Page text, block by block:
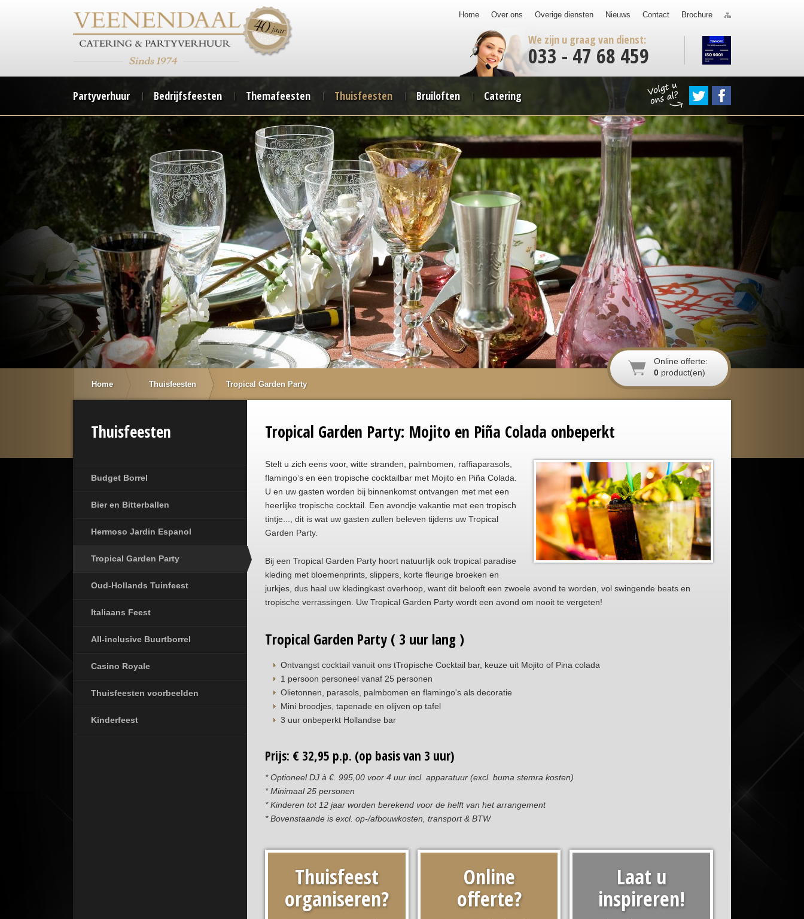
Home Over ons Overige diensten Nieuws Contact Brochure
We zijn u graag van dienst:
033 - 47 68 459
Partyverhuur Bedrijfsfeesten Themafeesten Thuisfeesten Bruiloften Catering
Online offerte:
0 product(en)
Home Thuisfeesten Tropical Garden Party
Thuisfeesten
Budget Borrel
Bier en Bitterballen
Hermoso Jardin Espanol
Tropical Garden Party
Oud-Hollands Tuinfeest
Italiaans Feest
All-inclusive Buurtborrel
Casino Royale
Thuisfeesten voorbeelden
Kinderfeest
Tropical Garden Party: Mojito en Piña Colada onbeperkt
Stelt u zich eens voor, witte stranden, palmbomen, raffiaparasols,
flamingo’s en een tropische cocktailbar met Mojito en Piña Colada.
U en uw gasten worden bij binnenkomst ontvangen met met een
heerlijke tropische cocktail. Een avondje vakantie met een tropisch
tintje..., dit is wat uw gasten zullen beleven tijdens uw Tropical
Garden Party.
Bij een Tropical Garden Party hoort natuurlijk ook tropical paradise
kleding met bloemenprints, slippers, korte fleurige broeken en
jurkjes, dus haal uw kledingkast overhoop, want dit belooft een zwoele avond te worden, vol swingende beats en
tropische verrassingen. Uw Tropical Garden Party wordt een avond om nooit te vergeten!
Tropical Garden Party ( 3 uur lang )
Ontvangst cocktail vanuit ons tTropische Cocktail bar, keuze uit Mojito of Pina colada
1 persoon personeel vanaf 25 personen
Olietonnen, parasols, palmbomen en flamingo's als decoratie
Mini broodjes, tapenade en olijven op tafel
3 uur onbeperkt Hollandse bar
Prijs: € 32,95 p.p. (op basis van 3 uur)
* Optioneel DJ à €. 995,00 voor 4 uur incl. apparatuur (excl. buma stemra kosten)
* Minimaal 25 personen
* Kinderen tot 12 jaar worden berekend voor de helft van het arrangement
* Bovenstaande is excl. op-/afbouwkosten, transport & BTW
Thuisfeest
organiseren?
Online
offerte?
Laat u
inspireren!